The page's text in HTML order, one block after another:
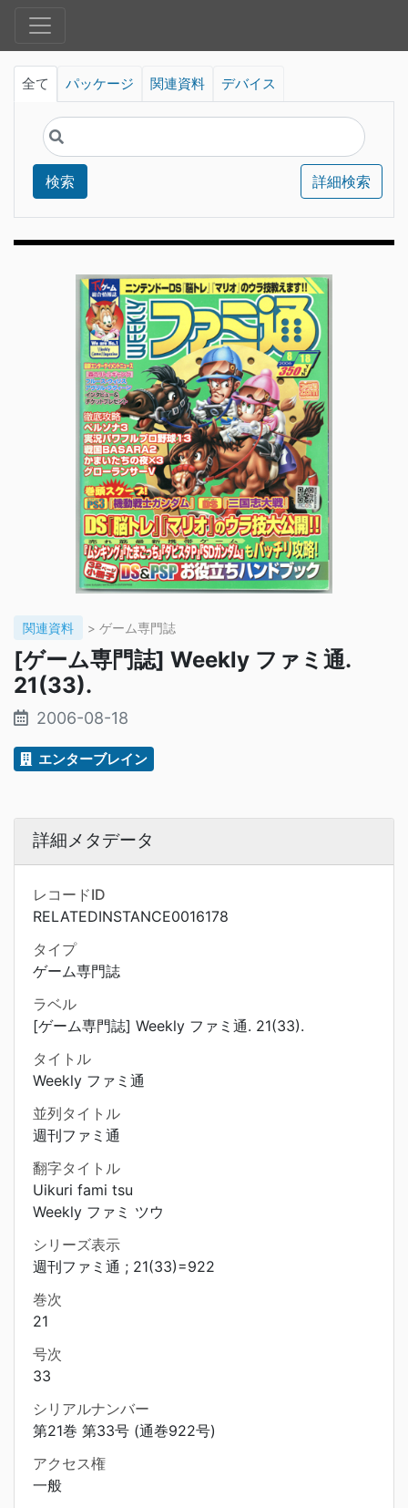
全て パッケージ 関連資料 デバイス
検索 詳細検索
関連資料 > ゲーム専門誌
[ゲーム専門誌] Weekly ファミ通.
21(33).
2006-08-18
エンターブレイン
詳細メタデータ
レコードID
RELATEDINSTANCE0016178
タイプ
ゲーム専門誌
ラベル
[ゲーム専門誌] Weekly ファミ通. 21(33).
タイトル
Weekly ファミ通
並列タイトル
週刊ファミ通
翻字タイトル
Uikuri fami tsu
Weekly ファミ ツウ
シリーズ表示
週刊ファミ通 ; 21(33)=922
巻次
21
号次
33
シリアルナンバー
第21巻 第33号 (通巻922号)
アクセス権
一般